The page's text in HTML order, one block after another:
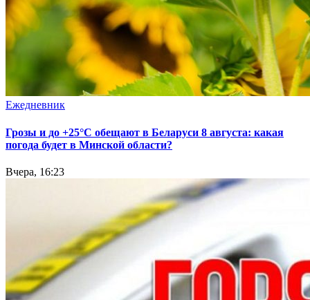
Ежедневник
Грозы и до +25°С обещают в Беларуси 8 августа: какая
погода будет в Минской области?
Вчера, 16:23